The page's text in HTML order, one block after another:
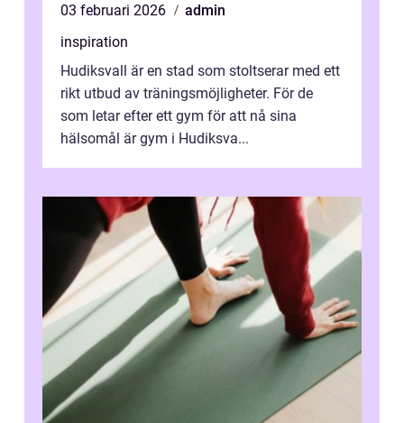
03 februari 2026
admin
inspiration
Hudiksvall är en stad som stoltserar med ett
rikt utbud av träningsmöjligheter. För de
som letar efter ett gym för att nå sina
hälsomål är gym i Hudiksva...